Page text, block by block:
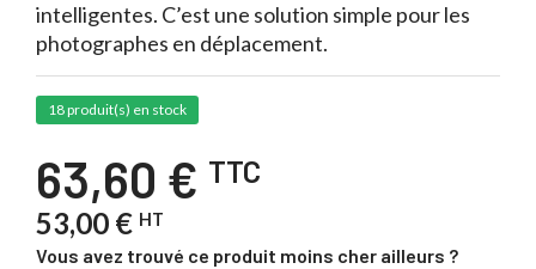
intelligentes. C’est une solution simple pour les
photographes en déplacement.
18 produit(s) en stock
63,60 € TTC
53,00 € HT
Vous avez trouvé ce produit moins cher ailleurs ?